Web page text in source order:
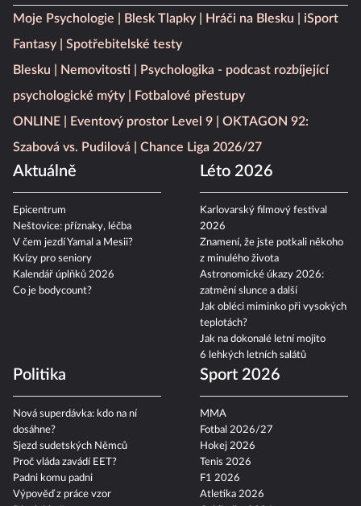
Moje Psychologie Blesk Tlapky Hráči na Blesku
iSport
Fantasy
Spotřebitelské testy
Blesku
Nemovitosti
Psychologika - podcast rozbíjející
psychologické mýty
Fotbalové přestupy
ONLINE
Eventový prostor Level 9
OKTAGON 92:
Szabová vs. Pudilová
Chance Liga 2026/27
Aktuálně
Epicentrum
Neštovice: příznaky, léčba
V čem jezdí Yamal a Mesii?
Kvízy pro seniory
Kalendář úplňků 2026
Co je bodycount?
Léto 2026
Karlovarský filmový festival
2026
Znamení, že jste potkali někoho
z minulého života
Astronomické úkazy 2026:
zatmění slunce a další
Jak obléci miminko při vysokých
teplotách?
Jak na dokonalé letní mojito
6 lehkých letních salátů
Politika
Nová superdávka: kdo na ní
dosáhne?
Sjezd sudetských Němců
Proč vláda zavádí EET?
Padni komu padni
Výpověď z práce vzor
Sport 2026
MMA
Fotbal 2026/27
Hokej 2026
Tenis 2026
F1 2026
Atletika 2026